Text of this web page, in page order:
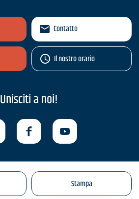
Contatto
Il nostro orario
Unisciti a noi!
Stampa